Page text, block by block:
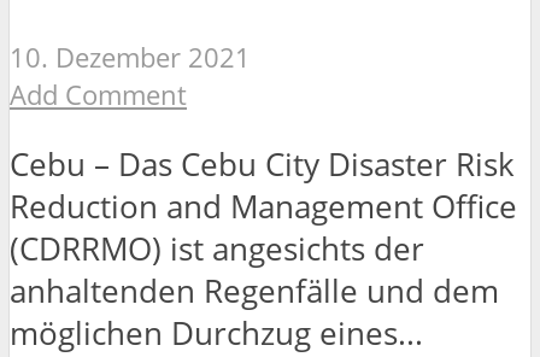
10. Dezember 2021
Add Comment
Cebu – Das Cebu City Disaster Risk
Reduction and Management Office
(CDRRMO) ist angesichts der
anhaltenden Regenfälle und dem
möglichen Durchzug eines...